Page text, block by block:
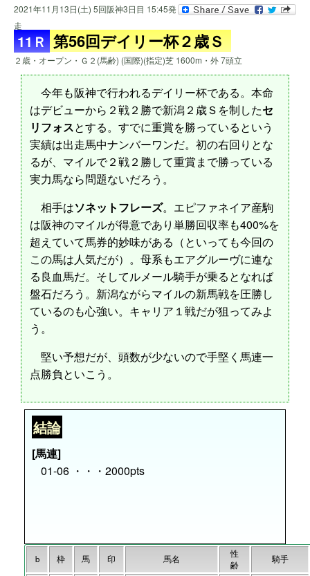
2021年11月13日(土) 5回阪神3日目 15:45発
走
11Ｒ 第56回デイリー杯２歳Ｓ
２歳・オープン・Ｇ２(馬齢) (国際)(指定)芝 1600m・外 7頭立
今年も阪神で行われるデイリー杯である。本命
はデビューから２戦２勝で新潟２歳Ｓを制したセ
リフォスとする。すでに重賞を勝っているという
実績は出走馬中ナンバーワンだ。初の右回りとな
るが、マイルで２戦２勝して重賞まで勝っている
実力馬なら問題ないだろう。
相手はソネットフレーズ。エピファネイア産駒
は阪神のマイルが得意であり単勝回収率も400%を
超えていて馬券的妙味がある（といっても今回の
この馬は人気だが）。母系もエアグルーヴに連な
る良血馬だ。そしてルメール騎手が乗るとなれば
盤石だろう。新潟ながらマイルの新馬戦を圧勝し
ているのも心強い。キャリア１戦だが狙ってみよ
う。
堅い予想だが、頭数が少ないので手堅く馬連一
点勝負といこう。
結論
[馬連]
01-06 ・・・2000pts
b 枠 馬 印 馬名
性
齢
騎手